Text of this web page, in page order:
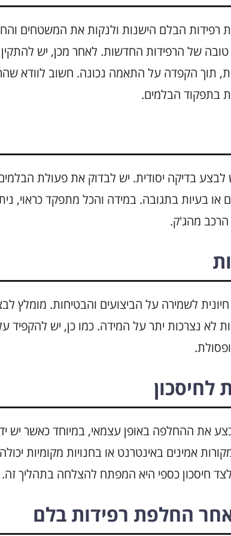
הבלם הישנות ולנקות את המשטחים
של הרפידות החדשות. לאחר מכן, יש
תוך הקפדה על התאמה נכונה. חשוב לוודא
בתפקוד הבלמים.
בדיקה יסודית. יש לבדוק את פעולת
או בעיות בתגובה. במידה והכל מתפקד כראוי,
הרכב מהג'ק.
לשמירה על הביצועים והבטיחות. מומלץ
לא נצרכות יתר על המידה. כמו כן, יש להקפיד על
לחיסכון
את ההחלפה באופן עצמאי, במיוחד כאשר יש
אמינים באינטרנט או בחנויות מקומיות
חיסכון כספי היא המפתח להצלחה בתהליך זה.
החלפת רפידות בלם